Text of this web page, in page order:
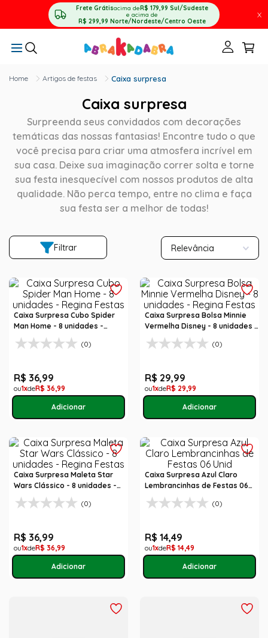
Frete Grátisacima deR$ 179,99 Sul/Sudeste
e acima de
R$ 299,99 Norte/Nordeste/Centro Oeste
X
Artigos de festas Caixa surpresa
Caixa surpresa
Surpreenda seus convidados com decorações
temáticas das nossas fantasias! Encontre tudo o que
você precisa para criar uma atmosfera incrível em
sua casa. Deixe sua imaginação correr solta e torne
sua festa inesquecível com nossos produtos de alta
qualidade. Não perca tempo, entre no clima e faça
sua festa ser a melhor de todas!
Filtrar Relevância
Caixa Surpresa Cubo Spider
Man Home - 8 unidades -
Regina Festas
(0)
R$ 36,99
1 R$ 36,99
Caixa Surpresa Bolsa Minnie
Vermelha Disney - 8 unidades -
Regina Festas
(0)
R$ 29,99
1 R$ 29,99
Caixa Surpresa Maleta Star
Wars Clássico - 8 unidades -
Regina Festas
(0)
R$ 36,99
1 R$ 36,99
Caixa Surpresa Azul Claro
Lembrancinhas de Festas 06
Unid
(0)
R$ 14,49
1 R$ 14,49